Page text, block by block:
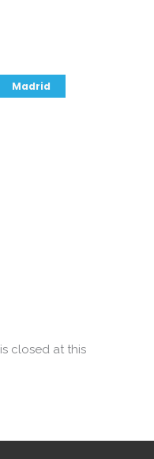
Madrid
closed at this